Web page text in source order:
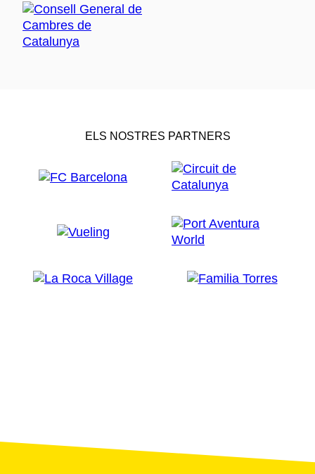
ELS NOSTRES PARTNERS